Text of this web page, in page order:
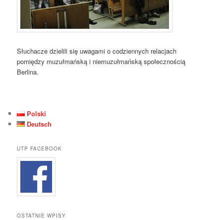
Słuchacze dzielili się uwagami o codziennych relacjach
pomiędzy muzułmańską i niemuzułmańską społecznością
Berlina.
Polski
Deutsch
UTP FACEBOOK
OSTATNIE WPISY